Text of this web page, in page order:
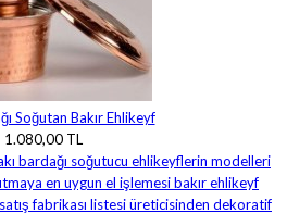
Soğutan Bakır Ehlikeyf
1.080,00 TL